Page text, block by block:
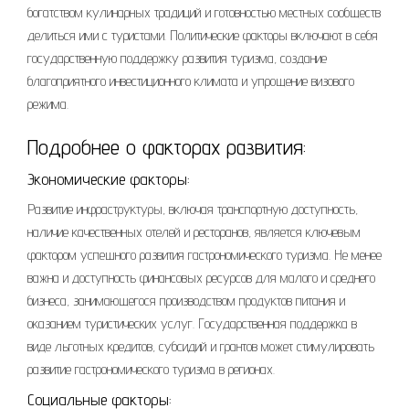
богатством кулинарных традиций и готовностью местных сообществ
делиться ими с туристами. Политические факторы включают в себя
государственную поддержку развития туризма, создание
благоприятного инвестиционного климата и упрощение визового
режима.
Подробнее о факторах развития:
Экономические факторы:
Развитие инфраструктуры, включая транспортную доступность,
наличие качественных отелей и ресторанов, является ключевым
фактором успешного развития гастрономического туризма. Не менее
важна и доступность финансовых ресурсов для малого и среднего
бизнеса, занимающегося производством продуктов питания и
оказанием туристических услуг. Государственная поддержка в
виде льготных кредитов, субсидий и грантов может стимулировать
развитие гастрономического туризма в регионах.
Социальные факторы: